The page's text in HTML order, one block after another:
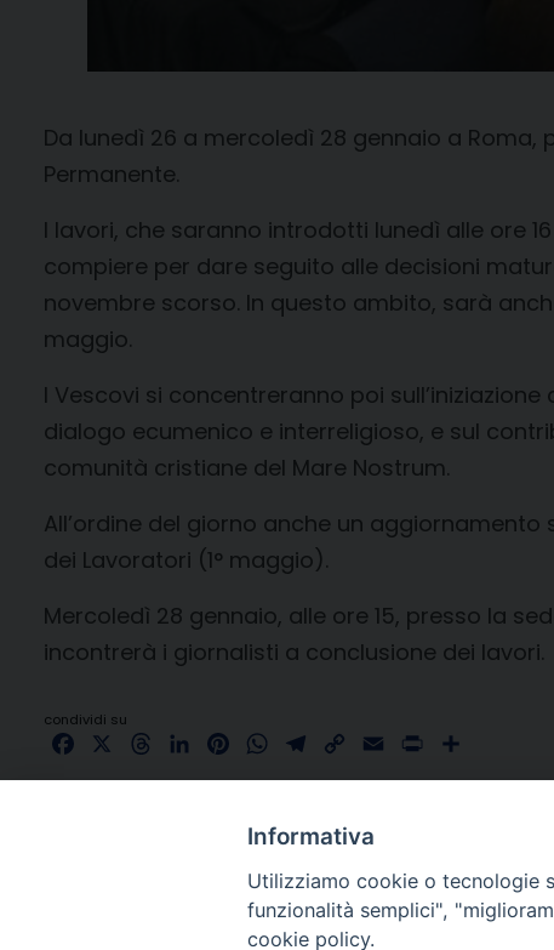
Da lunedì 26 a mercoledì 28 gennaio a Roma,
Permanente.
I lavori, che saranno introdotti lunedì alle ore
compiere per dare seguito alle decisioni
novembre scorso. In questo ambito, sarà
maggio.
I Vescovi si concentreranno poi
dialogo ecumenico e interreligioso, e sul
comunità cristiane del Mare Nostrum.
All’ordine del giorno anche un
dei Lavoratori (1° maggio).
Mercoledì 28 gennaio, alle ore 15, presso la
incontrerà i giornalisti a conclusione dei lavori.
condividi su
FacebookThreadsLinkedInPinterestWhatsApp
Telegram
Copy Email Print
Informativa
Utilizziamo cookie o tecnologie
funzionalità semplici",
cookie policy.